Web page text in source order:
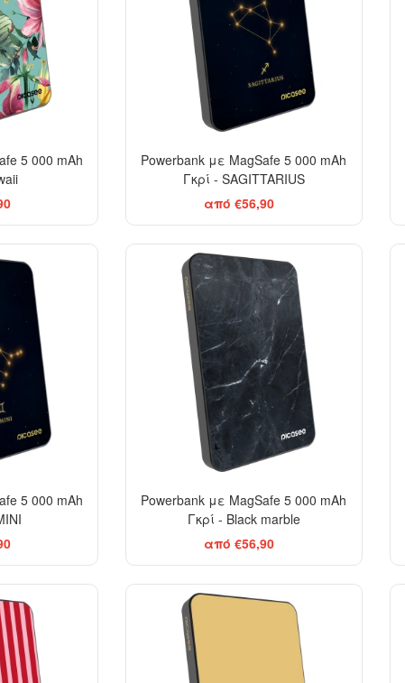
5 000 mAh
Powerbank με MagSafe 5 000 mAh
Γκρί - SAGITTARIUS
από €56,90
5 000 mAh
Powerbank με MagSafe 5 000 mAh
Γκρί - Black marble
από €56,90